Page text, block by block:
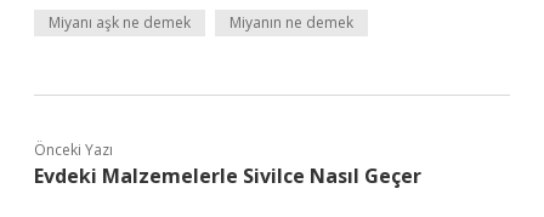
Miyanı aşk ne demek Miyanın ne demek
Önceki Yazı
Evdeki Malzemelerle Sivilce Nasıl Geçer